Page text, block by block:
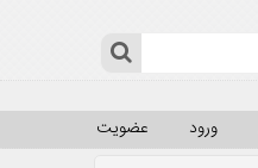
عضویت ورود